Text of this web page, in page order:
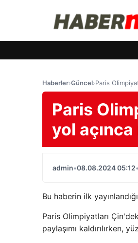
Haberler›Güncel›Paris
Paris
yol
admin•08.08.2024 05:12•
Bu haberin ilk
Paris Olimpiyatları
paylaşımı kaldırılırken,